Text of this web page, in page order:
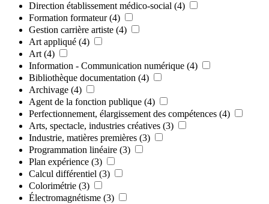
Direction établissement médico-social (4)
Formation formateur (4)
Gestion carrière artiste (4)
Art appliqué (4)
Art (4)
Information - Communication numérique (4)
Bibliothèque documentation (4)
Archivage (4)
Agent de la fonction publique (4)
Perfectionnement, élargissement des compétences (4)
Arts, spectacle, industries créatives (3)
Industrie, matières premières (3)
Programmation linéaire (3)
Plan expérience (3)
Calcul différentiel (3)
Colorimétrie (3)
Électromagnétisme (3)